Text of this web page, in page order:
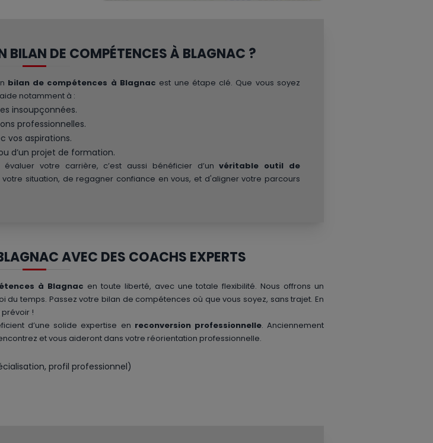
BILAN DE COMPÉTENCES À BLAGNAC ?
bilan de compétences à Blagnac est une étape clé. Que vous soyez
notamment à :
insoupçonnées.
professionnelles.
vos aspirations.
d’un projet de formation.
votre carrière, c’est aussi bénéficier d’unvéritable outil de
situation, de regagner confiance en vous, et d'aligner votre parcours
AVEC DES COACHS EXPERTS
à Blagnac en toute liberté, avec une totale flexibilité. Nous offrons un
temps. Passez votre bilan de compétences où que vous soyez, sans trajet. En
!
d’une solide expertise en reconversion professionnelle. Anciennement
et vous aideront dans votre réorientation professionnelle.
profil professionnel)